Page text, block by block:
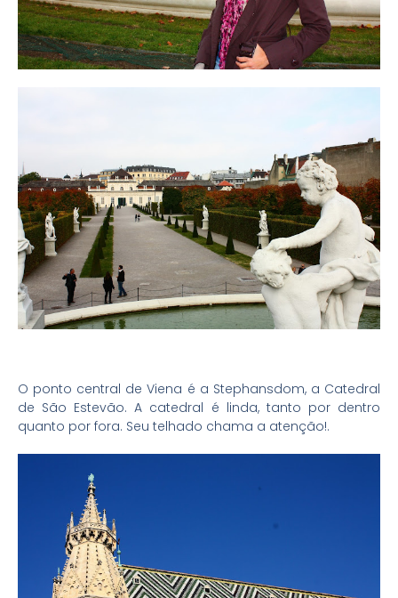
O ponto central de Viena é a Stephansdom, a Catedral
de São Estevão. A catedral é linda, tanto por dentro
quanto por fora. Seu telhado chama a atenção!.